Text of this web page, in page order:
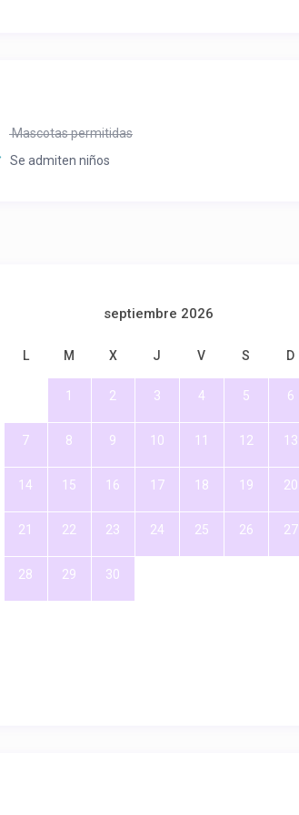
Mascotas permitidas
Se admiten niños
septiembre 2026
L M X J V S D
1 2 3 4 5 6
7 8 9 10 11 12 13
14 15 16 17 18 19 20
21 22 23 24 25 26 27
28 29 30